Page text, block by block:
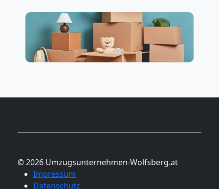
© 2026 Umzugsunternehmen-Wolfsberg.at
Impressum
Datenschutz